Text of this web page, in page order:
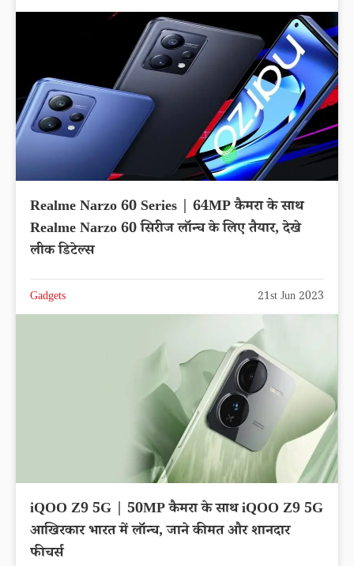
Realme Narzo 60 Series | 64MP कैमरा के साथ
Realme Narzo 60 सिरीज लॉन्च के लिए तैयार, देखे
लीक डिटेल्स
Gadgets 21st Jun 2023
iQOO Z9 5G | 50MP कैमरा के साथ iQOO Z9 5G
आखिरकार भारत में लॉन्च, जाने कीमत और शानदार
फीचर्स